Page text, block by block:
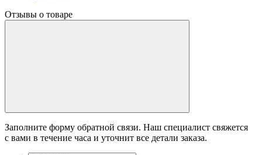
Отзывы о товаре
Заполните форму обратной связи. Наш специалист свяжется
с вами в течение часа и уточнит все детали заказа.